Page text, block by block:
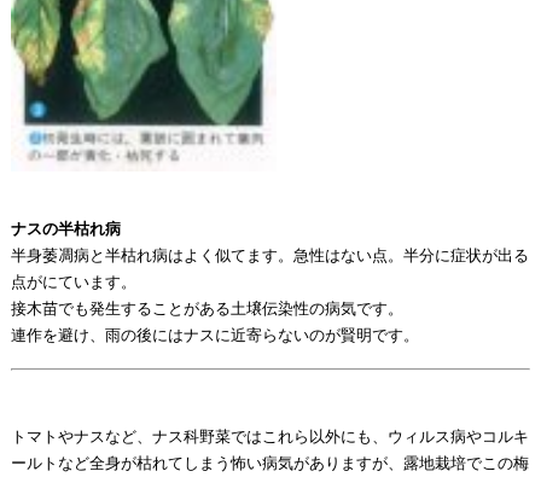
ナスの半枯れ病
半身萎凋病と半枯れ病はよく似てます。急性はない点。半分に症状が出る
点がにています。
接木苗でも発生することがある土壌伝染性の病気です。
連作を避け、雨の後にはナスに近寄らないのが賢明です。
トマトやナスなど、ナス科野菜ではこれら以外にも、ウィルス病やコルキ
ールトなど全身が枯れてしまう怖い病気がありますが、露地栽培でこの梅